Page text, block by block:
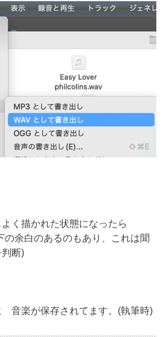
く描かれた状態になったら
の余白のあるのもあり、これは聞
断)
音楽が保存されてます。(執筆時)